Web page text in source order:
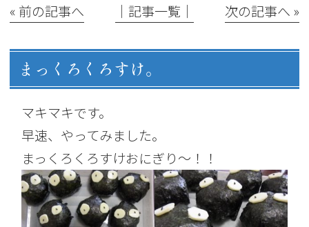
« 前の記事へ │記事一覧│ 次の記事へ »
まっくろくろすけ。
マキマキです。
早速、やってみました。
まっくろくろすけおにぎり～！！